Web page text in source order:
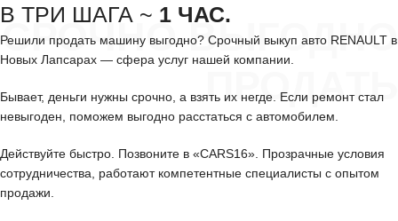
СРОЧНО ВЫГОДНО
ПРОДАТЬ
В ТРИ ШАГА ~ 1 ЧАС.
Решили продать машину выгодно? Срочный выкуп авто RENAULT в
Новых Лапсарах — сфера услуг нашей компании.
Бывает, деньги нужны срочно, а взять их негде. Если ремонт стал
невыгоден, поможем выгодно расстаться с автомобилем.
Действуйте быстро. Позвоните в «CARS16». Прозрачные условия
сотрудничества, работают компетентные специалисты с опытом
продажи.